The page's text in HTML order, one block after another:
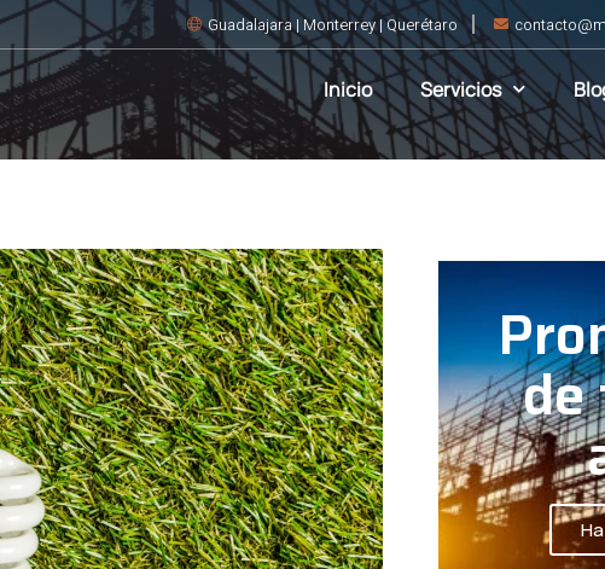
Guadalajara | Monterrey | Querétaro
Inicio Servicios